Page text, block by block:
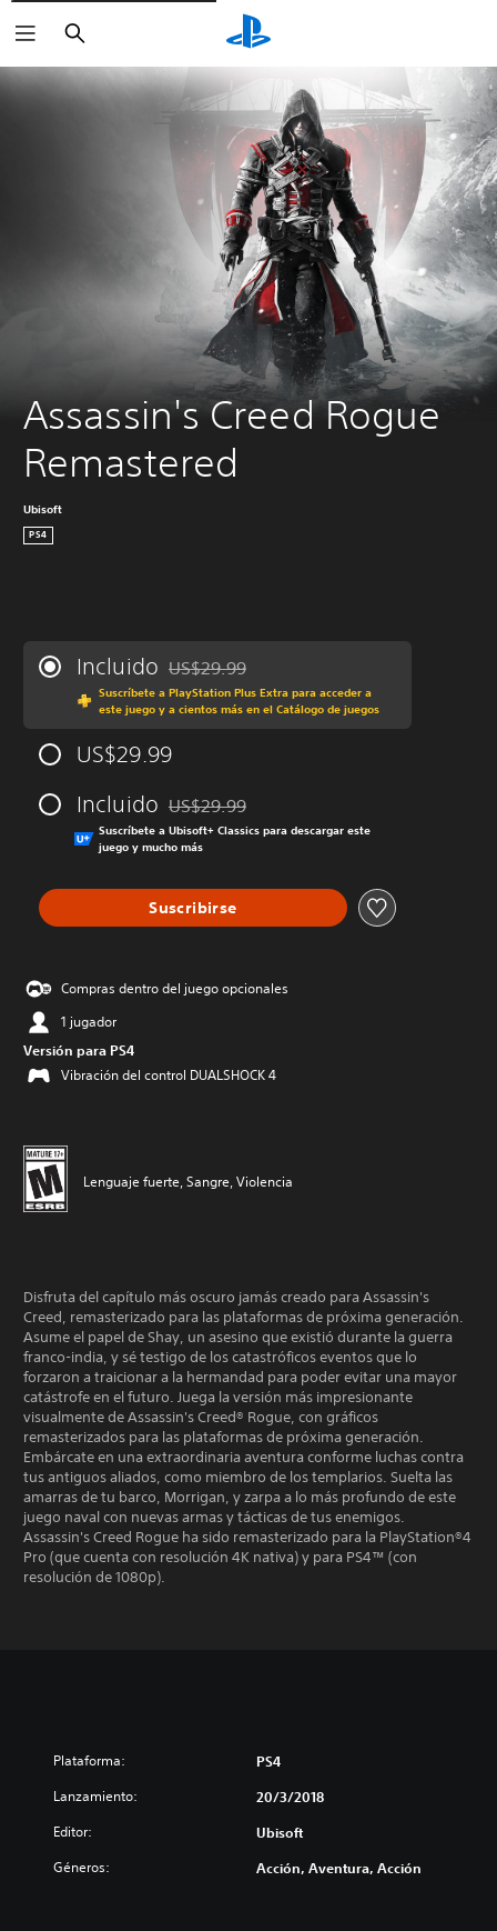
Buscar
Assassin's Creed Rogue
Remastered
Ubisoft
PS4
Incluido Rebajado del precio original de US$29.99
US$29.99
Suscríbete a PlayStation Plus Extra para acceder a
este juego y a cientos más en el Catálogo de juegos
US$29.99
Incluido Rebajado del precio original de US$29.99
US$29.99
Suscríbete a Ubisoft+ Classics para descargar este
juego y mucho más
Suscribirse
Compras dentro del juego opcionales
1 jugador
Versión para PS4
Vibración del control DUALSHOCK 4
Lenguaje fuerte, Sangre, Violencia
Disfruta del capítulo más oscuro jamás creado para Assassin's
Creed, remasterizado para las plataformas de próxima generación.
Asume el papel de Shay, un asesino que existió durante la guerra
franco-india, y sé testigo de los catastróficos eventos que lo
forzaron a traicionar a la hermandad para poder evitar una mayor
catástrofe en el futuro. Juega la versión más impresionante
visualmente de Assassin's Creed® Rogue, con gráficos
remasterizados para las plataformas de próxima generación.
Embárcate en una extraordinaria aventura conforme luchas contra
tus antiguos aliados, como miembro de los templarios. Suelta las
amarras de tu barco, Morrigan, y zarpa a lo más profundo de este
juego naval con nuevas armas y tácticas de tus enemigos.
Assassin's Creed Rogue ha sido remasterizado para la PlayStation®4
Pro (que cuenta con resolución 4K nativa) y para PS4™ (con
resolución de 1080p).
Plataforma: PS4
Lanzamiento: 20/3/2018
Editor: Ubisoft
Géneros: Acción, Aventura, Acción